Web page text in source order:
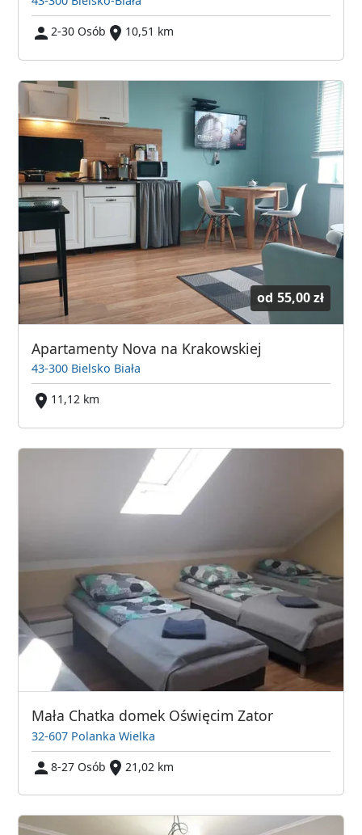
2-30 Osób
10,51 km
od 55,00 zł
Apartamenty Nova na Krakowskiej
43-300 Bielsko Biała
11,12 km
Mała Chatka domek Oświęcim Zator
32-607 Polanka Wielka
8-27 Osób
21,02 km